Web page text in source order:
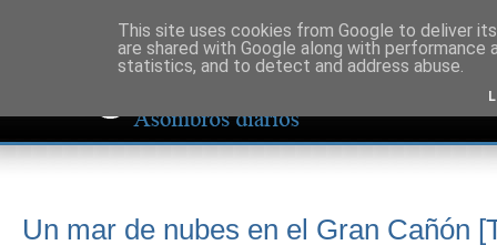
Un mar de nubes en el Gran Cañón
This site uses cookies from Google to deliver
are shared with Google along with
statistics, and to detect and address abuse.